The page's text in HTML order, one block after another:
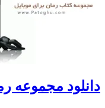
مجموعه رمان